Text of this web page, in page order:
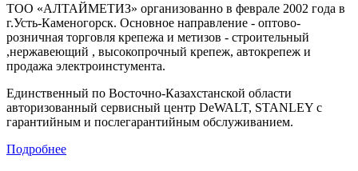
ТОО «АЛТАЙМЕТИЗ» организованно в феврале 2002 года в
г.Усть-Каменогорск. Основное направление - оптово-
розничная торговля крепежа и метизов - строительный
,нержавеющий , высокопрочный крепеж, автокрепеж и
продажа электроинстумента.
Единственный по Восточно-Казахстанской области
авторизованный сервисный центр DeWALT, STANLEY с
гарантийным и послегарантийным обслуживанием.
Подробнее